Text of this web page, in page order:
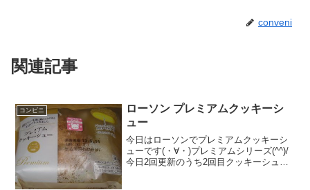
conveni
関連記事
コンビニ
ローソン プレミアムクッキーシ
ュー
今日はローソンでプレミアムクッキーシ
ューです(・∀・)プレミアムシリーズ(^^)/
今日2回更新のうち2回目クッキーシュー